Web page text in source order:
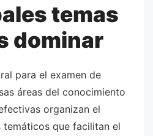
temas
dominar
para el examen de
áreas del conocimiento
organizan el
que facilitan el